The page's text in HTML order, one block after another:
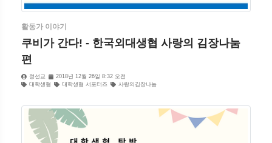
활동가 이야기
쿠비가 간다! - 한국외대생협 사랑의 김장나눔
편
정선교
2018년 12월 26일 8:32 오전
대학생협
대학생협 서포터즈 사랑의김장나눔